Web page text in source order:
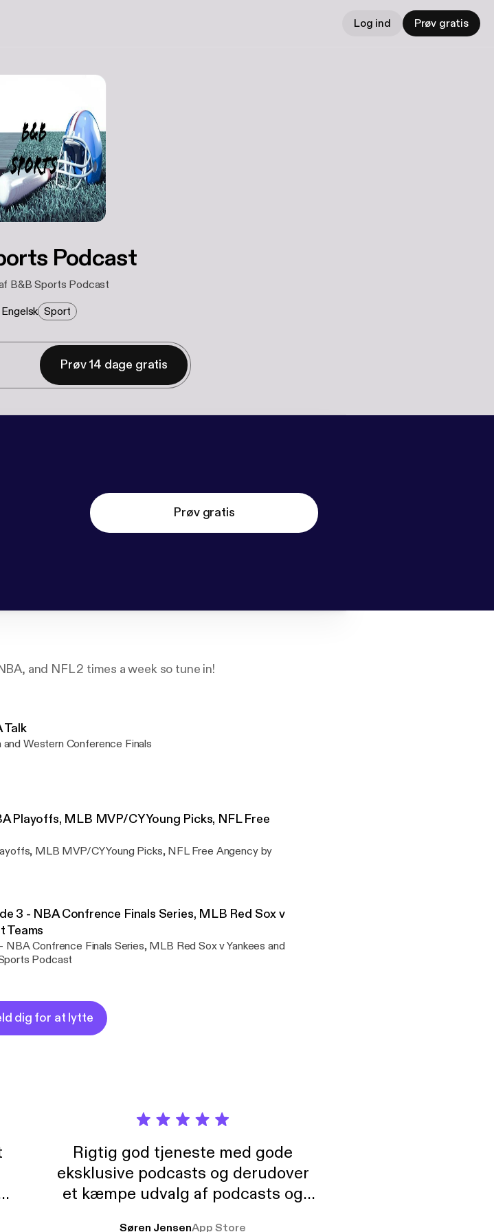
Log ind Prøv gratis
Podcast
B&B Sports Podcast
Engelsk Sport
Prøv 14 dage gratis
Prøv gratis
and NFL 2 times a week so tune in!
Talk
Western Conference Finals
Playoffs, MLB MVP/CY Young Picks, NFL Free
MLB MVP/CY Young Picks, NFL Free Angency by
3 - NBA Confrence Finals Series, MLB Red Sox v
Teams
Confrence Finals Series, MLB Red Sox v Yankees and
Podcast
dig for at lytte
Rigtig god tjeneste med gode
eksklusive podcasts og derudover
et kæmpe udvalg af podcasts og
Søren JensenApp Store